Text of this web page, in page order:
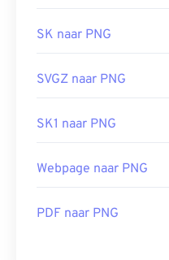
SK naar PNG
SVGZ naar PNG
SK1 naar PNG
Webpage naar PNG
PDF naar PNG